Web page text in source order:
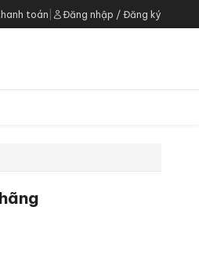
toán Đăng nhập / Đăng ký